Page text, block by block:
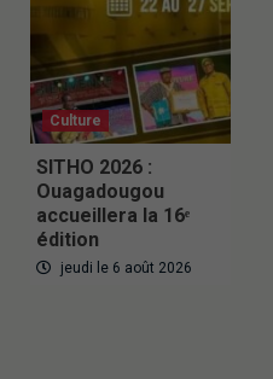
Culture
SITHO 2026 :
Ouagadougou
accueillera la 16ᵉ
édition
jeudi le 6 août 2026